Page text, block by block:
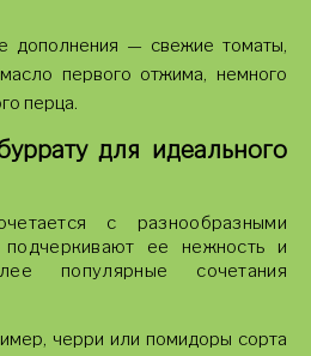
дополнения — свежие томаты,
первого отжима, немного
перца.
для идеального
с разнообразными
подчеркивают ее нежность и
популярные сочетания
черри или помидоры сорта